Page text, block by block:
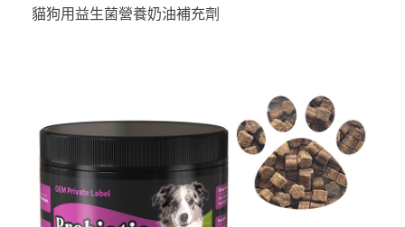
貓狗用益生菌營養奶油補充劑